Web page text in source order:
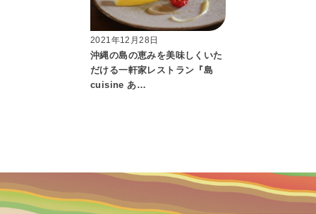
2021年12月28日
沖縄の島の恵みを美味しくいた
だける一軒家レストラン『島
cuisine あ…